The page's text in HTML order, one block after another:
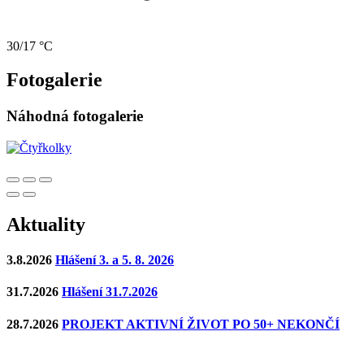
30/17 °C
Fotogalerie
Náhodná fotogalerie
Aktuality
3.8.2026 Hlášení 3. a 5. 8. 2026
31.7.2026 Hlášení 31.7.2026
28.7.2026 PROJEKT AKTIVNÍ ŽIVOT PO 50+ NEKONČÍ